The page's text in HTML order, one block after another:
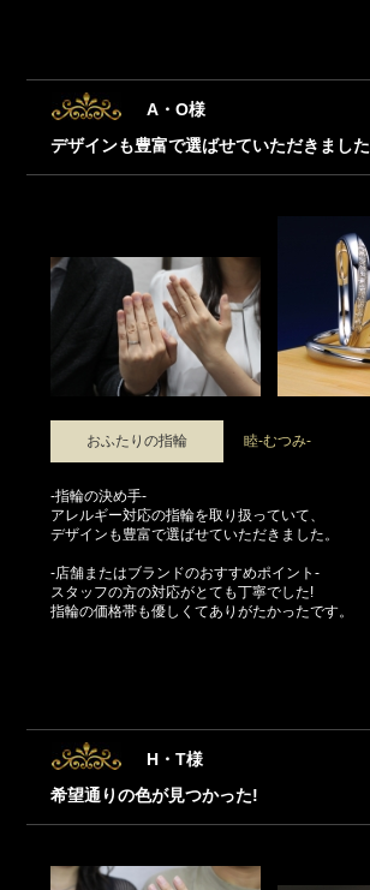
A・O様
デザインも豊富で選ばせていただきました
おふたりの指輪 睦-むつみ-
-指輪の決め手-
アレルギー対応の指輪を取り扱っていて、
デザインも豊富で選ばせていただきました。
-店舗またはブランドのおすすめポイント-
スタッフの方の対応がとても丁寧でした!
指輪の価格帯も優しくてありがたかったです。
H・T様
希望通りの色が見つかった!